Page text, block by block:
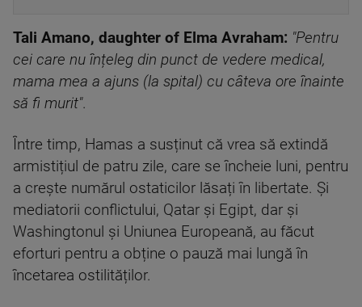
Tali Amano, daughter of Elma Avraham: "Pentru
cei care nu înțeleg din punct de vedere medical,
mama mea a ajuns (la spital) cu câteva ore înainte
să fi murit".
Între timp, Hamas a susținut că vrea să extindă
armistițiul de patru zile, care se încheie luni, pentru
a crește numărul ostaticilor lăsați în libertate. Și
mediatorii conflictului, Qatar și Egipt, dar și
Washingtonul și Uniunea Europeană, au făcut
eforturi pentru a obține o pauză mai lungă în
încetarea ostilităților.